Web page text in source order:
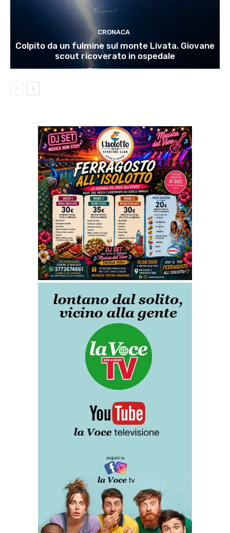
CRONACA
Colpito da un fulmine sul monte Livata. Giovane
scout ricoverato in ospedale